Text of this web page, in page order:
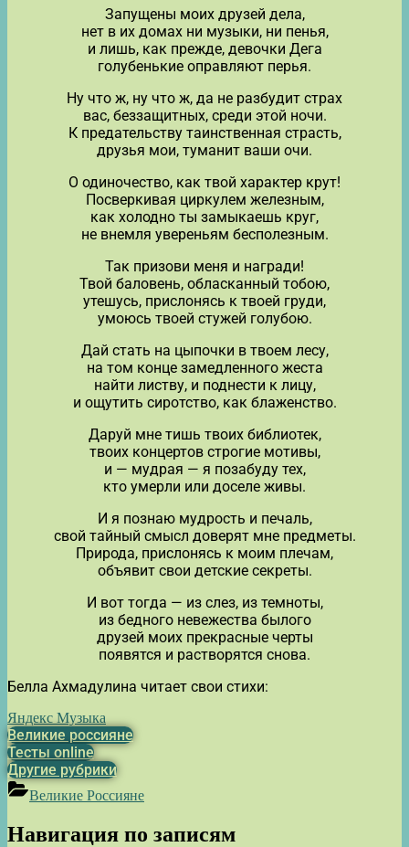
Запущены моих друзей дела,
нет в их домах ни музыки, ни пенья,
и лишь, как прежде, девочки Дега
голубенькие оправляют перья.
Ну что ж, ну что ж, да не разбудит страх
вас, беззащитных, среди этой ночи.
К предательству таинственная страсть,
друзья мои, туманит ваши очи.
О одиночество, как твой характер крут!
Посверкивая циркулем железным,
как холодно ты замыкаешь круг,
не внемля увереньям бесполезным.
Так призови меня и награди!
Твой баловень, обласканный тобою,
утешусь, прислонясь к твоей груди,
умоюсь твоей стужей голубою.
Дай стать на цыпочки в твоем лесу,
на том конце замедленного жеста
найти листву, и поднести к лицу,
и ощутить сиротство, как блаженство.
Даруй мне тишь твоих библиотек,
твоих концертов строгие мотивы,
и — мудрая — я позабуду тех,
кто умерли или доселе живы.
И я познаю мудрость и печаль,
свой тайный смысл доверят мне предметы.
Природа, прислонясь к моим плечам,
объявит свои детские секреты.
И вот тогда — из слез, из темноты,
из бедного невежества былого
друзей моих прекрасные черты
появятся и растворятся снова.
Белла Ахмадулина читает свои стихи:
Яндекс Музыка
Великие россияне
Тесты online
Другие рубрики
Великие Россияне
Навигация по записям